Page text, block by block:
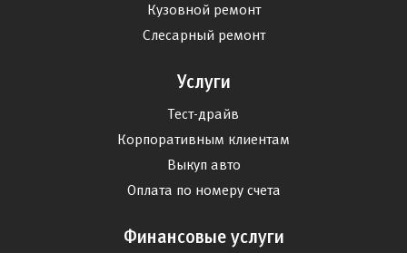
Кузовной ремонт
Слесарный ремонт
Услуги
Тест-драйв
Корпоративным клиентам
Выкуп авто
Оплата по номеру счета
Финансовые услуги